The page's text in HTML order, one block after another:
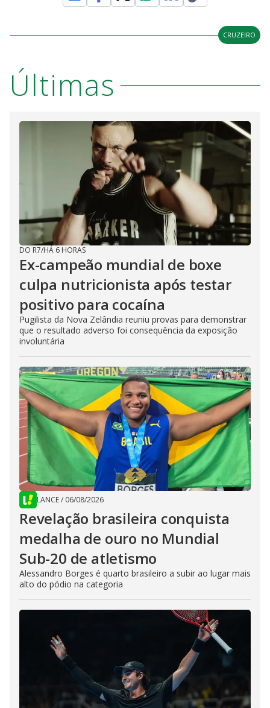
CRUZEIRO
Últimas
DO R7/HÁ 6 HORAS
Ex-campeão mundial de boxe
culpa nutricionista após testar
positivo para cocaína
Pugilista da Nova Zelândia reuniu provas para demonstrar
que o resultado adverso foi consequência da exposição
involuntária
LANCE/ 06/08/2026
Revelação brasileira conquista
medalha de ouro no Mundial
Sub-20 de atletismo
Alessandro Borges é quarto brasileiro a subir ao lugar mais
alto do pódio na categoria